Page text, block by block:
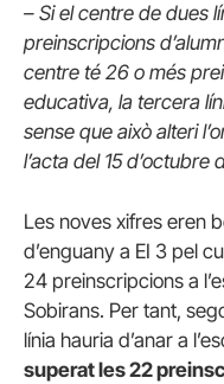
– Si el centre de dues
preinscripcions
centre té 26 o més
educativa, la tercera
sense que això alteri
l’acta del 15 d’octubre
Les noves xifres eren
d’enguany a EI 3 pel
24 preinscripcions a
Sobirans. Per tant,
línia hauria d’anar a
superat les 22